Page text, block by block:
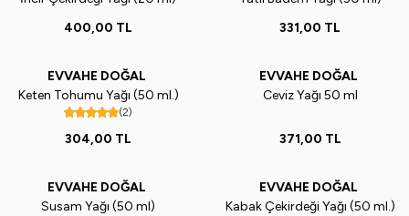
400,00 TL
331,00 TL
EVVAHE DOĞAL
Keten Tohumu Yağı (50 ml.)
(2)
304,00 TL
EVVAHE DOĞAL
Ceviz Yağı 50 ml
371,00 TL
EVVAHE DOĞAL
Susam Yağı (50 ml)
EVVAHE DOĞAL
Kabak Çekirdeği Yağı (50 ml.)